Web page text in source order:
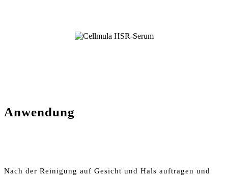
Anwendung
Nach der Reinigung auf Gesicht und Hals auftragen und